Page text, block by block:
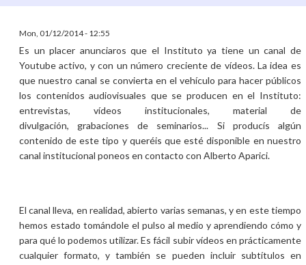
Mon, 01/12/2014 - 12:55
Es un placer anunciaros que el Instituto ya tiene un canal de
Youtube activo, y con un número creciente de vídeos. La idea es
que nuestro canal se convierta en el vehículo para hacer públicos
los contenidos audiovisuales que se producen en el Instituto:
entrevistas, vídeos institucionales, material de
divulgación, grabaciones de seminarios... Si producís algún
contenido de este tipo y queréis que esté disponible en nuestro
canal institucional poneos en contacto con Alberto Aparici.
El canal lleva, en realidad, abierto varias semanas, y en este tiempo
hemos estado tomándole el pulso al medio y aprendiendo cómo y
para qué lo podemos utilizar. Es fácil subir vídeos en prácticamente
cualquier formato, y también se pueden incluir subtítulos en